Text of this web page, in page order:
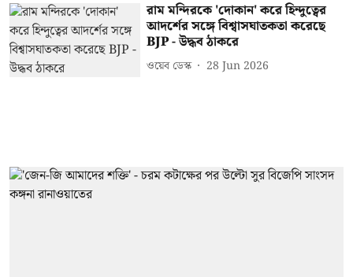
রাম মন্দিরকে 'দোকান' করে হিন্দুত্বের
আদর্শের সঙ্গে বিশ্বাসঘাতকতা করেছে
BJP - উদ্ধব ঠাকরে
ওয়েব ডেস্ক 28 Jun 2026